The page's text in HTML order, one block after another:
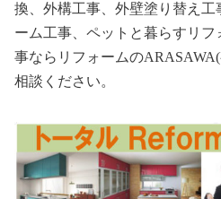
換、外構工事、外壁塗り替え
ーム工事、ペットと暮らすリ
事ならリフォームの
相談ください。